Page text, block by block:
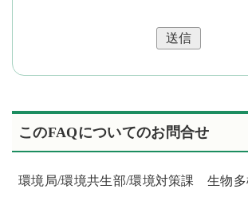
送信
このFAQについてのお問合せ
環境局/環境共生部/環境対策課 生物多